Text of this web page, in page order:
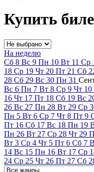
Купить
На неделю
Сб 8 Вс 9 Пн 10 Вт 11 Ср
18 Ср 19 Чт 20 Пт 21 Сб
28 Сб 29 Вс 30 Пн 31
Вс 6 Пн 7 Вт 8 Ср 9 Чт 10
16 Чт 17 Пт 18 Сб 19 Вс
26 Вс 27 Пн 28 Вт 29 Ср
Пн 5 Вт 6 Ср 7 Чт 8 Пт 9
Пт 16 Сб 17 Вс 18 Пн 19
Пн 26 Вт 27 Ср 28 Чт 29
Вт 3 Ср 4 Чт 5 Пт 6 Сб 7
14 Вс 15 Пн 16 Вт 17 Ср
24 Ср 25 Чт 26 Пт 27 Сб